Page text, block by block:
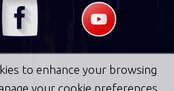
to enhance your browsing
your cookie preferences